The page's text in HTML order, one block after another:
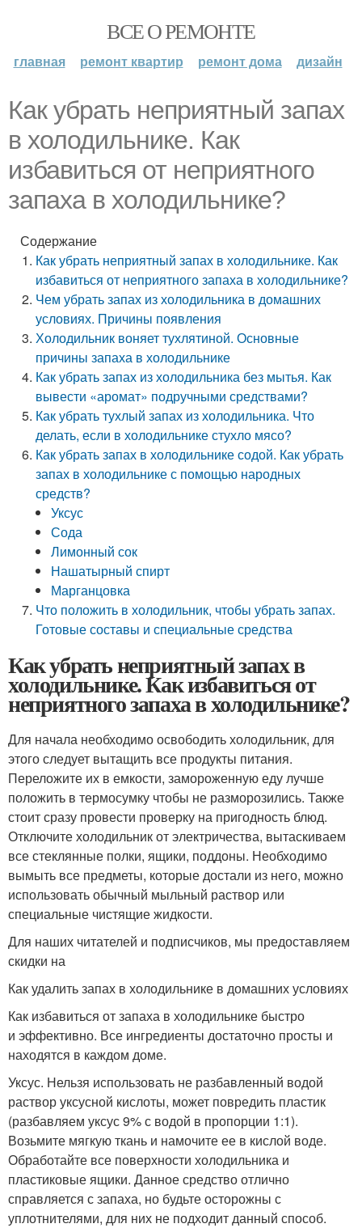
ВСЕ О РЕМОНТЕ
главная ремонт квартир ремонт дома дизайн
Как убрать неприятный запах
в холодильнике. Как
избавиться от неприятного
запаха в холодильнике?
Содержание
Как убрать неприятный запах в холодильнике. Как
избавиться от неприятного запаха в холодильнике?
Чем убрать запах из холодильника в домашних
условиях. Причины появления
Холодильник воняет тухлятиной. Основные
причины запаха в холодильнике
Как убрать запах из холодильника без мытья. Как
вывести «аромат» подручными средствами?
Как убрать тухлый запах из холодильника. Что
делать, если в холодильнике стухло мясо?
Как убрать запах в холодильнике содой. Как убрать
запах в холодильнике с помощью народных
средств?
Уксус
Сода
Лимонный сок
Нашатырный спирт
Марганцовка
Что положить в холодильник, чтобы убрать запах.
Готовые составы и специальные средства
Как убрать неприятный запах в
холодильнике. Как избавиться от
неприятного запаха в холодильнике?
Для начала необходимо освободить холодильник, для
этого следует вытащить все продукты питания.
Переложите их в емкости, замороженную еду лучше
положить в термосумку чтобы не разморозились. Также
стоит сразу провести проверку на пригодность блюд.
Отключите холодильник от электричества, вытаскиваем
все стеклянные полки, ящики, поддоны. Необходимо
вымыть все предметы, которые достали из него, можно
использовать обычный мыльный раствор или
специальные чистящие жидкости.
Для наших читателей и подписчиков, мы предоставляем
скидки на
Как удалить запах в холодильнике в домашних условиях
Как избавиться от запаха в холодильнике быстро
и эффективно. Все ингредиенты достаточно просты и
находятся в каждом доме.
Уксус. Нельзя использовать не разбавленный водой
раствор уксусной кислоты, может повредить пластик
(разбавляем уксус 9% с водой в пропорции 1:1).
Возьмите мягкую ткань и намочите ее в кислой воде.
Обработайте все поверхности холодильника и
пластиковые ящики. Данное средство отлично
справляется с запаха, но будьте осторожны с
уплотнителями, для них не подходит данный способ.